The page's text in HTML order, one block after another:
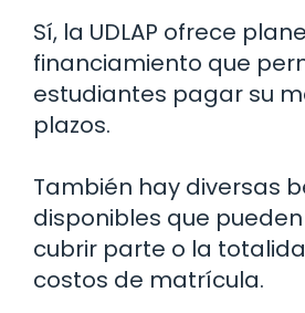
Sí, la UDLAP ofrece
financiamiento que
estudiantes pagar su
plazos.
También hay diversas
disponibles que
cubrir parte o la
costos de matrícula.